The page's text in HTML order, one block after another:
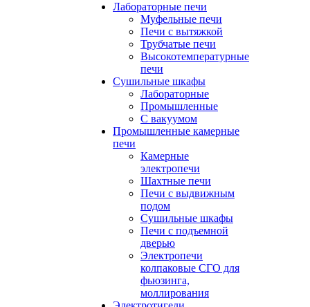
Лабораторные печи
Муфельные печи
Печи с вытяжкой
Трубчатые печи
Высокотемпературные
печи
Сушильные шкафы
Лабораторные
Промышленные
С вакуумом
Промышленные камерные
печи
Камерные
электропечи
Шахтные печи
Печи с выдвижным
подом
Сушильные шкафы
Печи с подъемной
дверью
Электропечи
колпаковые СГО для
фьюзинга,
моллирования